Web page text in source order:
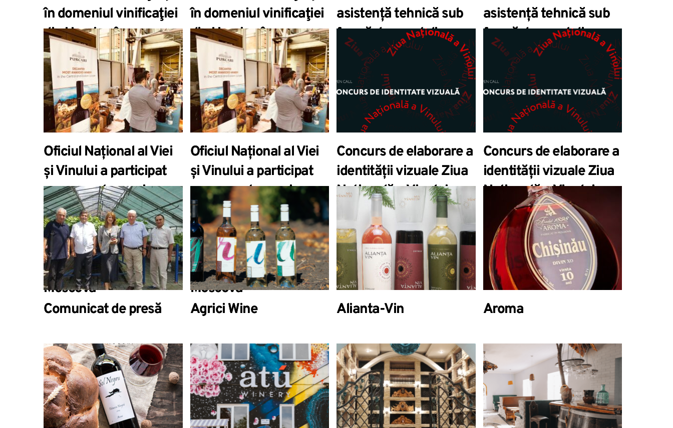
în domeniul vinificaţiei
din Ucraina în
Republica Moldova
în domeniul vinificaţiei
din Ucraina în
Republica Moldova
asistență tehnică sub
formă de grant din
partea Delegației
Uniunii Europene
asistență tehnică sub
formă de grant din
partea Delegației
Uniunii Europene
Oficiul Național al Viei
și Vinului a participat
cu prezentarea și
degustarea vinurilor la
salonul de vinuri
„Descoperirea unei țări
vinicole” din or.
Moscova
Oficiul Național al Viei
și Vinului a participat
cu prezentarea și
degustarea vinurilor la
salonul de vinuri
„Descoperirea unei țări
vinicole” din or.
Moscova
Concurs de elaborare a
identității vizuale Ziua
Națională a Vinului
Concurs de elaborare a
identității vizuale Ziua
Națională a Vinului
Comunicat de presă Agrici Wine Alianta-Vin Aroma